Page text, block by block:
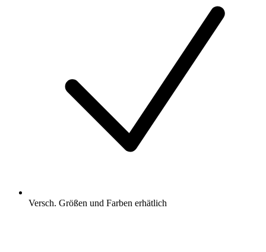
Versch. Größen und Farben erhätlich